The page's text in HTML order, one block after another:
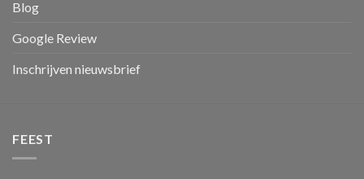
Blog
Google Review
Inschrijven nieuwsbrief
FEEST